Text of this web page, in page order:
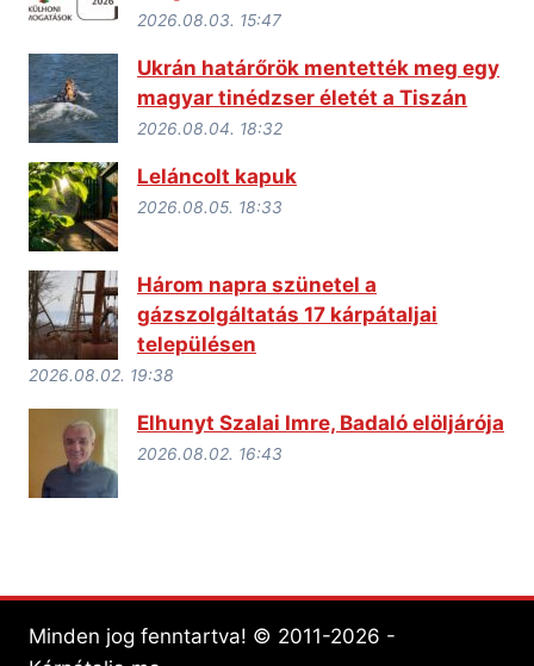
2026.08.03. 15:47
Ukrán határőrök mentették meg egy
magyar tinédzser életét a Tiszán
2026.08.04. 18:32
Leláncolt kapuk
2026.08.05. 18:33
Három napra szünetel a
gázszolgáltatás 17 kárpátaljai
településen
2026.08.02. 19:38
Elhunyt Szalai Imre, Badaló elöljárója
2026.08.02. 16:43
Minden jog fenntartva! © 2011-2026 -